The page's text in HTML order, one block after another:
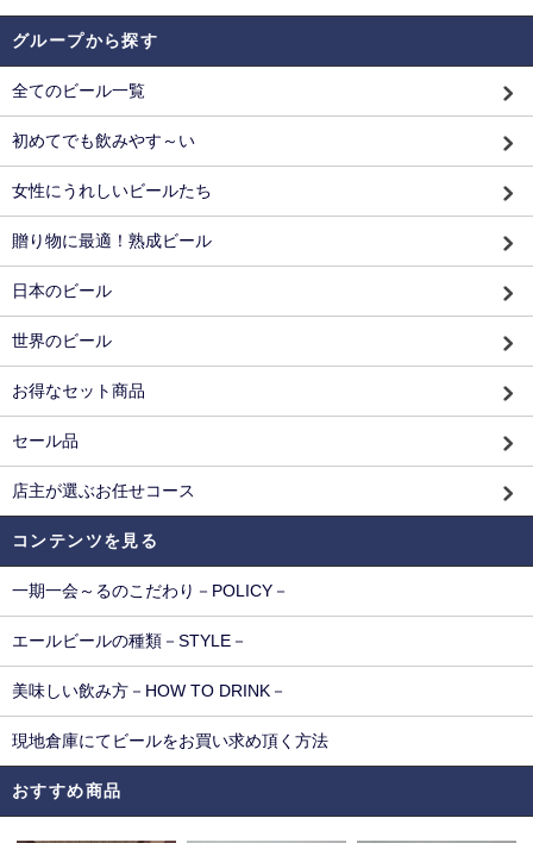
グループから探す
全てのビール一覧
初めてでも飲みやす～い
女性にうれしいビールたち
贈り物に最適！熟成ビール
日本のビール
世界のビール
お得なセット商品
セール品
店主が選ぶお任せコース
コンテンツを見る
一期一会～るのこだわり－POLICY－
エールビールの種類－STYLE－
美味しい飲み方－HOW TO DRINK－
現地倉庫にてビールをお買い求め頂く方法
おすすめ商品